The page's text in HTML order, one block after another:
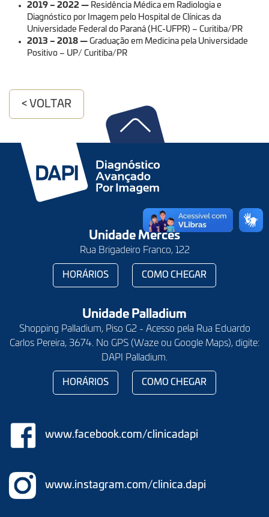
2019 – 2022 — Residência Médica em Radiologia e
Diagnóstico por Imagem pelo Hospital de Clínicas da
Universidade Federal do Paraná (HC-UFPR) – Curitiba/PR
2013 – 2018 — Graduação em Medicina pela Universidade
Positivo – UP/ Curitiba/PR
< VOLTAR
Unidade Mercês
Rua Brigadeiro Franco, 122
HORÁRIOS COMO CHEGAR
Unidade Palladium
Shopping Palladium, Piso G2 - Acesso pela Rua Eduardo
Carlos Pereira, 3674. No GPS (Waze ou Google Maps), digite:
DAPI Palladium.
HORÁRIOS COMO CHEGAR
www.facebook.com/clinicadapi
www.instagram.com/clinica.dapi